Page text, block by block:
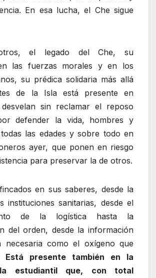
En esa lucha, el Che sigue
el legado del Che, su
las fuerzas morales y en los
su prédica solidaria más allá
de la Isla está presente en
sin reclamar el reposo
defender la vida, hombres y
las edades y sobre todo en
ayer, que ponen en riesgo
para preservar la de otros.
en sus saberes, desde la
instituciones sanitarias, desde el
de la logística hasta la
del orden, desde la información
necesaria como el oxígeno que
Está presente también en la
estudiantil que, con total